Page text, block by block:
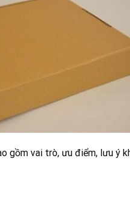
gồm vai trò, ưu điểm, lưu ý